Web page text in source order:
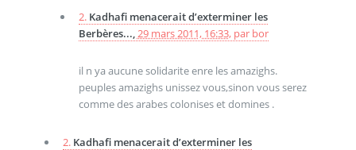
2. Kadhafi menacerait d’exterminer les
Berbères..., 29 mars 2011, 16:33, par bor
il n ya aucune solidarite enre les amazighs.
peuples amazighs unissez vous,sinon vous serez
comme des arabes colonises et domines .
2. Kadhafi menacerait d’exterminer les